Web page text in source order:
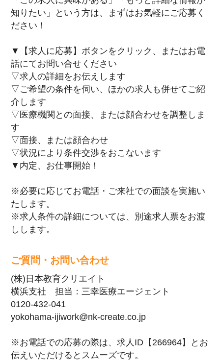
知りたい」という方は、まずはお気軽にご応募く
ださい！
▼【求人に応募】ボタンをクリック、またはお電
話にてお問い合せください
▽求人の詳細をお伝えします
▽ご希望の条件を伺い、ほかの求人も併せてご紹
介します
▽医療機関との面接、または顔合わせを調整しま
す
▽面接、または顔合わせ
▽状況により条件交渉をおこないます
▼内定、お仕事開始！
※必要に応じてお電話・ご来社での面談を実施い
たします。
※求人条件の詳細については、別途求人票をお渡
しします。
ご質問・お問い合わせ
(株)日本教育クリエイト
横浜支社 担当：三幸医療エージェント
0120-432-041
yokohama-ijiwork@nk-create.co.jp
※お電話での応募の際は、求人ID【266964】とお
伝えいただけるとスムーズです。
該当件数